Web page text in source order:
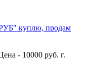
куплю, продам
- 10000 руб. г.